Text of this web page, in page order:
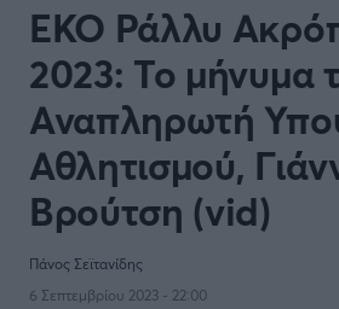
ΕΚΟ Ράλλυ
2023: Το μήνυμα
Αναπληρωτή
Αθλητισμού,
Βρούτση (vid)
Πάνος Σεϊτανίδης
6 Σεπτεμβρίου 2023 - 22:00